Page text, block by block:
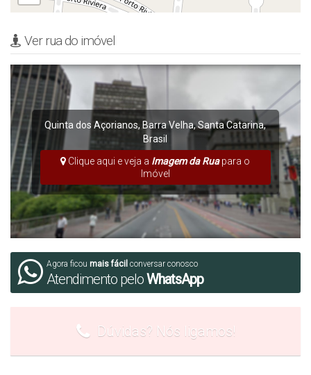
Ver rua do imóvel
Quinta dos Açorianos, Barra Velha,Santa Catarina,
Brasil
Clique aqui e veja a Imagem da Ruapara o
Imóvel
Agora ficou mais fácil conversar conosco
Atendimento peloWhatsApp
Dúvidas? Nós ligamos!